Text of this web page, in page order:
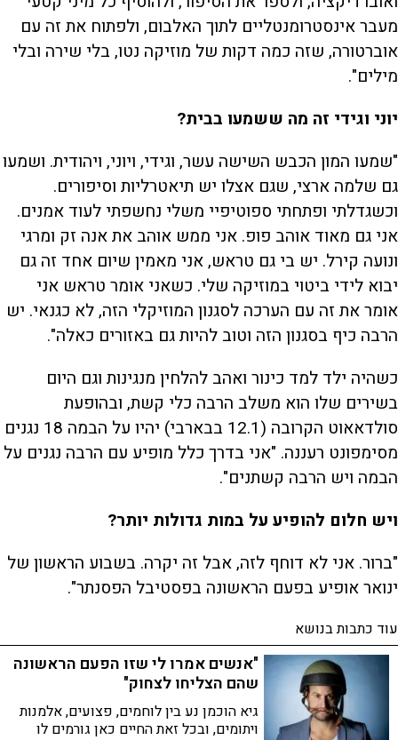
מעבר אינסטרומנטליים לתוך האלבום, ולפתוח את זה עם
אוברטורה, שזה כמה דקות של מוזיקה נטו, בלי שירה ובלי
מילים".
יוני וגידי זה מה ששמעו בבית?
"שמעו המון הכבש השישה עשר, וגידי, ויוני, ויהודית. ושמעו
גם שלמה ארצי, שגם אצלו יש תיאטרליות וסיפורים.
וכשגדלתי ופתחתי ספוטיפיי משלי נחשפתי לעוד אמנים.
אני גם מאוד אוהב פופ. אני ממש אוהב את אנה זק ומרגי
ונועה קירל. יש בי גם טראש, אני מאמין שיום אחד זה גם
יבוא לידי ביטוי במוזיקה שלי. כשאני אומר טראש אני
אומר את זה עם הערכה לסגנון המוזיקלי הזה, לא כגנאי. יש
הרבה כיף בסגנון הזה וטוב להיות גם באזורים כאלה".
כשהיה ילד למד כינור ואהב להלחין מנגינות וגם היום
בשירים שלו הוא משלב הרבה כלי קשת, ובהופעת
סולדאאוט הקרובה (12.1 בבארבי) יהיו על הבמה 18 נגנים
מסימפונט רעננה. "אני בדרך כלל מופיע עם הרבה נגנים על
הבמה ויש הרבה קשתנים".
ויש חלום להופיע על במות גדולות יותר?
"ברור. אני לא דוחף לזה, אבל זה יקרה. בשבוע הראשון של
ינואר אופיע בפעם הראשונה בפסטיבל הפסנתר".
עוד כתבות בנושא
"אנשים אמרו לי שזו הפעם הראשונה
שהם הצליחו לצחוק"
גיא הוכמן נע בין לוחמים, פצועים, אלמנות
ויתומים, ובכל זאת החיים כאן גורמים לו